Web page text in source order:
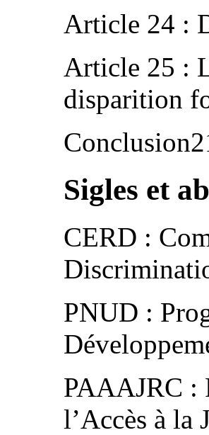
Article 24 :
Article 25 :
disparition
Sigles et
CERD :
PNUD :
PAAAJRC :
l’Accès à la